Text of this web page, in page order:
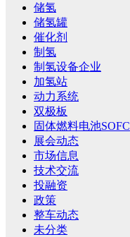
储氢
储氢罐
催化剂
制氢
制氢设备企业
加氢站
动力系统
双极板
固体燃料电池SOFC
展会动态
市场信息
技术交流
投融资
政策
整车动态
未分类